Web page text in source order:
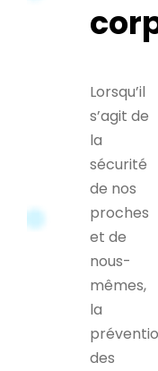
Lorsqu’il
s’agit de
la
sécurité
de nos
proches
et de
nous-
mêmes,
la
des